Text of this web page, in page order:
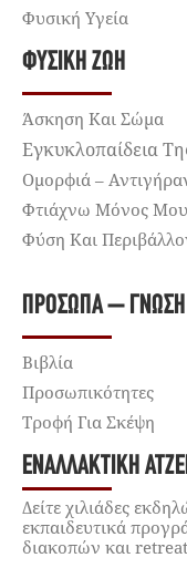
Φυσική Υγεία
ΦΥΣΙΚΉ ΖΩΉ
Άσκηση Και Σώμα
Εγκυκλοπαίδεια
Ομορφιά –
Φτιάχνω Μόνος Μου
Φύση Και
ΠΡΌΣΩΠΑ – ΓΝΏΣΗ
Βιβλία
Προσωπικότητες
Τροφή Για Σκέψη
ΕΝΑΛΛΑΚΤΙΚΉ
Δείτε χιλιάδες
εκπαιδευτικά
διακοπών και